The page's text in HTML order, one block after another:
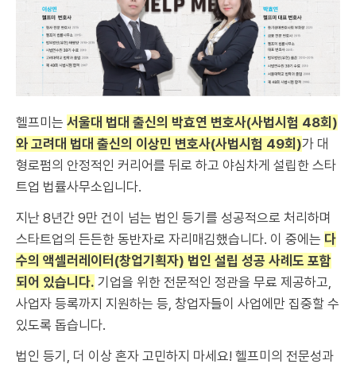
헬프미는 서울대 법대 출신의 박효연 변호사(사법시험 48회)
와 고려대 법대 출신의 이상민 변호사(사법시험 49회)가 대
형로펌의 안정적인 커리어를 뒤로 하고 야심차게 설립한 스타
트업 법률사무소입니다.
지난 8년간 9만 건이 넘는 법인 등기를 성공적으로 처리하며
스타트업의 든든한 동반자로 자리매김했습니다. 이 중에는 다
수의 액셀러레이터(창업기획자) 법인 설립 성공 사례도 포함
되어 있습니다. 기업을 위한 전문적인 정관을 무료 제공하고,
사업자 등록까지 지원하는 등, 창업자들이 사업에만 집중할 수
있도록 돕습니다.
법인 등기, 더 이상 혼자 고민하지 마세요! 헬프미의 전문성과